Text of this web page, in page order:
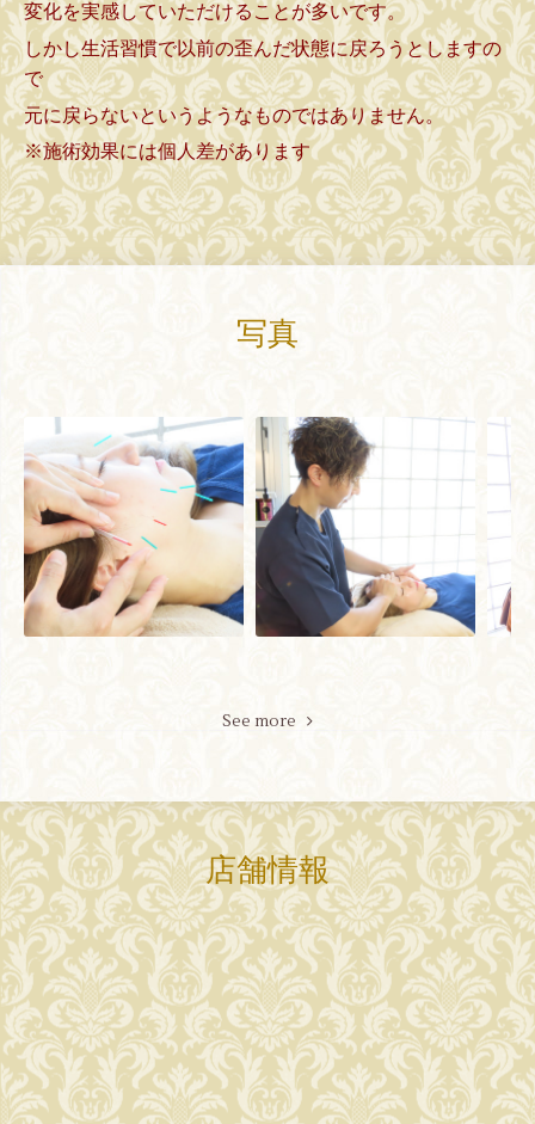
変化を実感していただけることが多いです。
しかし生活習慣で以前の歪んだ状態に戻ろうとしますの
で
元に戻らないというようなものではありません。
※施術効果には個人差があります
写真
See more
店舗情報